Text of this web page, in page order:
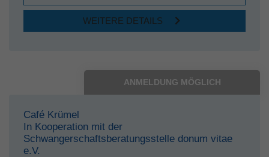
WEITERE DETAILS
ANMELDUNG MÖGLICH
Café Krümel
In Kooperation mit der
Schwangerschaftsberatungsstelle donum vitae
e.V.